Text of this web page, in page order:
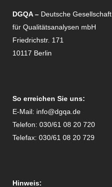
DGQA – Deutsche Gesellschaft
für Qualitätsanalysen mbH
Friedrichstr. 171
10117 Berlin
So erreichen Sie uns:
E-Mail: info@dgqa.de
Telefon: 030/61 08 20 720
Telefax: 030/61 08 20 729
Hinweis: